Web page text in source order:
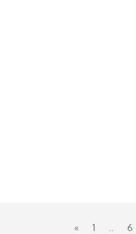
« 1 6